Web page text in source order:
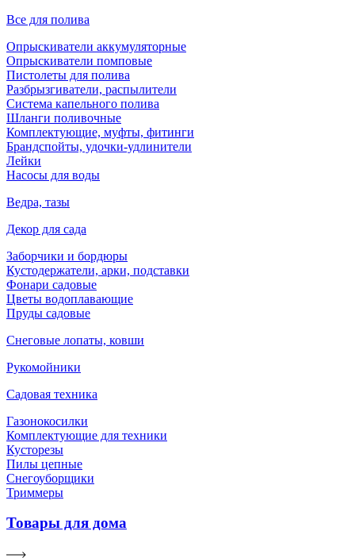
Все для полива
Опрыскиватели аккумуляторные
Опрыскиватели помповые
Пистолеты для полива
Разбрызгиватели, распылители
Система капельного полива
Шланги поливочные
Комплектующие, муфты, фитинги
Брандспойты, удочки-удлинители
Лейки
Насосы для воды
Ведра, тазы
Декор для сада
Заборчики и бордюры
Кустодержатели, арки, подставки
Фонари садовые
Цветы водоплавающие
Пруды садовые
Снеговые лопаты, ковши
Рукомойники
Садовая техника
Газонокосилки
Комплектующие для техники
Кусторезы
Пилы цепные
Снегоуборщики
Триммеры
Товары для дома